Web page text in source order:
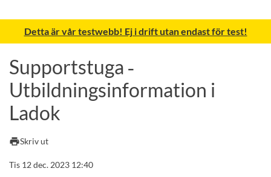
Sök
Andra söktjänster
Detta är vår testwebb! Ej i drift utan endast för test!
Supportstuga ‑
Utbildningsinformation i
Ladok
printSkriv ut
Tis 12 dec. 2023 12:40